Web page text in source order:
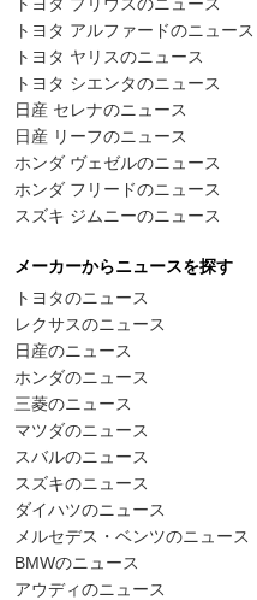
トヨタ アルファードのニュース
トヨタ ヤリスのニュース
トヨタ シエンタのニュース
日産 セレナのニュース
日産 リーフのニュース
ホンダ ヴェゼルのニュース
ホンダ フリードのニュース
スズキ ジムニーのニュース
メーカーからニュースを探す
トヨタのニュース
レクサスのニュース
日産のニュース
ホンダのニュース
三菱のニュース
マツダのニュース
スバルのニュース
スズキのニュース
ダイハツのニュース
メルセデス・ベンツのニュース
BMWのニュース
アウディのニュース